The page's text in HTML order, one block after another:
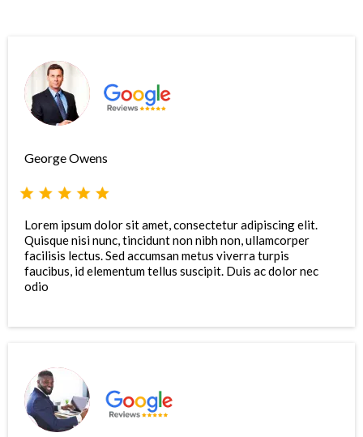
George Owens
Lorem ipsum dolor sit amet, consectetur adipiscing elit.
Quisque nisi nunc, tincidunt non nibh non, ullamcorper
facilisis lectus. Sed accumsan metus viverra turpis
faucibus, id elementum tellus suscipit. Duis ac dolor nec
odio